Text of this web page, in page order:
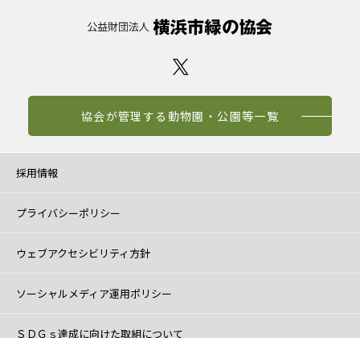
協会が管理する動物園・公園等一覧
採用情報
プライバシーポリシー
ウェブアクセシビリティ方針
ソーシャルメディア運用ポリシー
ＳＤＧｓ達成に向けた取組について